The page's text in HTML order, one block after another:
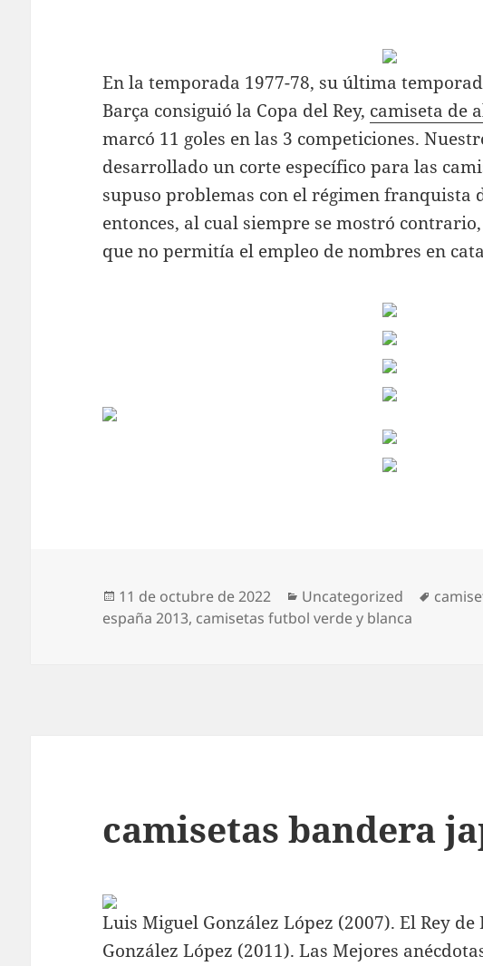
En la temporada 1977-78, su última
Barça consiguió la Copa del Rey, camiseta de
marcó 11 goles en las 3 competiciones.
desarrollado un corte específico para las
supuso problemas con el régimen franquista
entonces, al cual siempre se mostró contrario,
que no permitía el empleo de nombres en
Publicado
el
11 de octubre de 2022 Categorías
Uncategorized
españa 2013, camisetas futbol verde y blanca
camisetas bandera
Luis Miguel González López (2007). El Rey
González López (2011). Las Mejores